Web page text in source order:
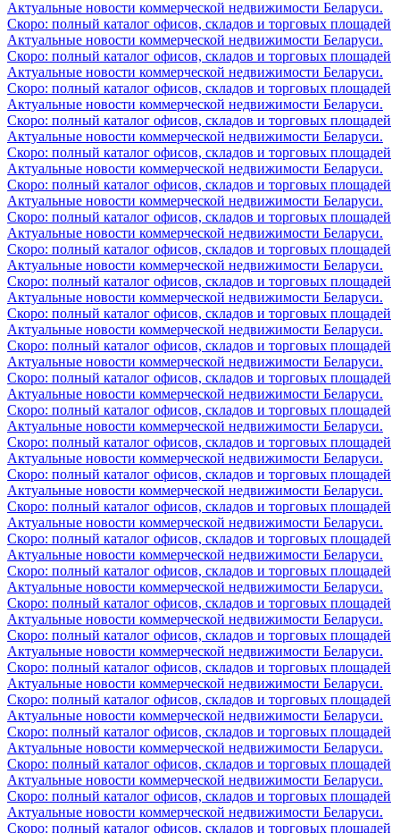
Актуальные новости коммерческой недвижимости Беларуси.
Скоро: полный каталог офисов, складов и торговых площадей
Актуальные новости коммерческой недвижимости Беларуси.
Скоро: полный каталог офисов, складов и торговых площадей
Актуальные новости коммерческой недвижимости Беларуси.
Скоро: полный каталог офисов, складов и торговых площадей
Актуальные новости коммерческой недвижимости Беларуси.
Скоро: полный каталог офисов, складов и торговых площадей
Актуальные новости коммерческой недвижимости Беларуси.
Скоро: полный каталог офисов, складов и торговых площадей
Актуальные новости коммерческой недвижимости Беларуси.
Скоро: полный каталог офисов, складов и торговых площадей
Актуальные новости коммерческой недвижимости Беларуси.
Скоро: полный каталог офисов, складов и торговых площадей
Актуальные новости коммерческой недвижимости Беларуси.
Скоро: полный каталог офисов, складов и торговых площадей
Актуальные новости коммерческой недвижимости Беларуси.
Скоро: полный каталог офисов, складов и торговых площадей
Актуальные новости коммерческой недвижимости Беларуси.
Скоро: полный каталог офисов, складов и торговых площадей
Актуальные новости коммерческой недвижимости Беларуси.
Скоро: полный каталог офисов, складов и торговых площадей
Актуальные новости коммерческой недвижимости Беларуси.
Скоро: полный каталог офисов, складов и торговых площадей
Актуальные новости коммерческой недвижимости Беларуси.
Скоро: полный каталог офисов, складов и торговых площадей
Актуальные новости коммерческой недвижимости Беларуси.
Скоро: полный каталог офисов, складов и торговых площадей
Актуальные новости коммерческой недвижимости Беларуси.
Скоро: полный каталог офисов, складов и торговых площадей
Актуальные новости коммерческой недвижимости Беларуси.
Скоро: полный каталог офисов, складов и торговых площадей
Актуальные новости коммерческой недвижимости Беларуси.
Скоро: полный каталог офисов, складов и торговых площадей
Актуальные новости коммерческой недвижимости Беларуси.
Скоро: полный каталог офисов, складов и торговых площадей
Актуальные новости коммерческой недвижимости Беларуси.
Скоро: полный каталог офисов, складов и торговых площадей
Актуальные новости коммерческой недвижимости Беларуси.
Скоро: полный каталог офисов, складов и торговых площадей
Актуальные новости коммерческой недвижимости Беларуси.
Скоро: полный каталог офисов, складов и торговых площадей
Актуальные новости коммерческой недвижимости Беларуси.
Скоро: полный каталог офисов, складов и торговых площадей
Актуальные новости коммерческой недвижимости Беларуси.
Скоро: полный каталог офисов, складов и торговых площадей
Актуальные новости коммерческой недвижимости Беларуси.
Скоро: полный каталог офисов, складов и торговых площадей
Актуальные новости коммерческой недвижимости Беларуси.
Скоро: полный каталог офисов, складов и торговых площадей
Актуальные новости коммерческой недвижимости Беларуси.
Скоро: полный каталог офисов, складов и торговых площадей